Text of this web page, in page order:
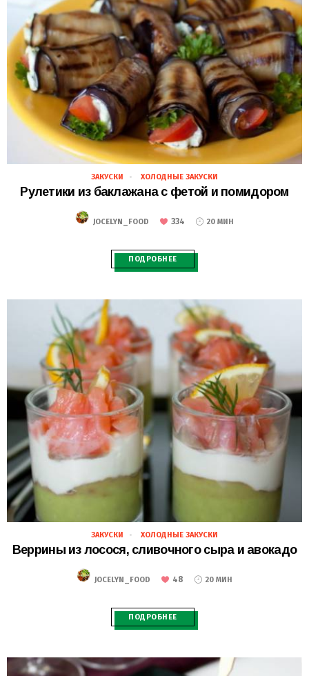
28.02.2021
ЗАКУСКИ ХОЛОДНЫЕ ЗАКУСКИ
Рулетики из баклажана с фетой и помидором
JOCELYN_FOOD 334 20 МИН
ПОДРОБНЕЕ
28.02.2021
ЗАКУСКИ ХОЛОДНЫЕ ЗАКУСКИ
Веррины из лосося, сливочного сыра и авокадо
JOCELYN_FOOD 48 20 МИН
ПОДРОБНЕЕ